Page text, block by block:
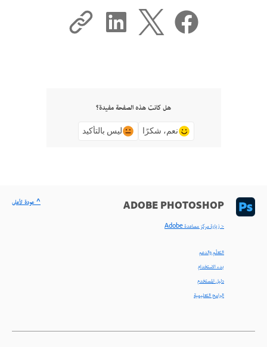
هل كانت هذه الصفحة مفيدة؟
نعم، شكرًا ليس بالتأكيد
ADOBE PHOTOSHOP
< زيارة مركز مساعدة Adobe
التعلّم والدعم
بدء الاستخدام
دليل المستخدم
البرامج التعليمية
^ عودة لأعلى